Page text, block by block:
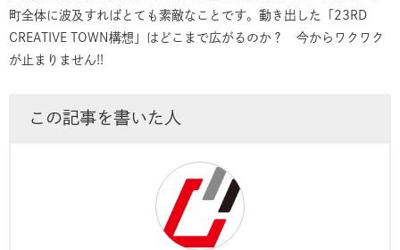
町全体に波及すればとても素敵なことです。動き出した「23RD
CREATIVE TOWN構想」はどこまで広がるのか？ 今からワクワク
が止まりません!!
この記事を書いた人